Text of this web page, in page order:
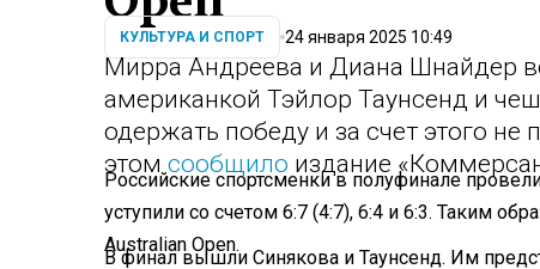
КУЛЬТУРА И СПОРТ 24 января 2025 10:49
Мирра Андреева и Диана Шнайдер
американкой Тэйлор Таунсенд и
одержать победу и за счет этого
этом сообщило издание
Российские спортсменки в полуфинале
уступили со счетом 6:7 (4:7), 6:4 и 6:3. Таким
Australian Open.
В финал вышли Синякова и Таунсенд. Им